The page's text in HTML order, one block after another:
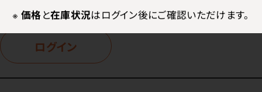
※ 価格と在庫状況はログイン後にご確認いただけます。
ログイン